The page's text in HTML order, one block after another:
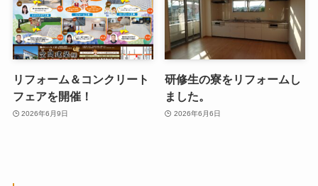
リフォーム＆コンクリート
フェアを開催！
2026年6月9日
研修生の寮をリフォームし
ました。
2026年6月6日